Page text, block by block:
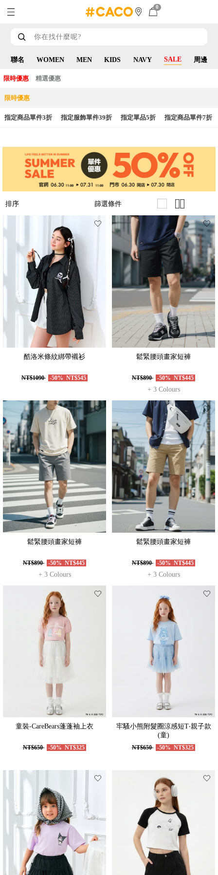
0
聯名 WOMEN MEN KIDS NAVY SALE 周邊
限時優惠 精選優惠
限時優惠
指定商品單件3折 指定服飾單件39折 指定單品5折 指定商品單件7折
排序 篩選條件
酷洛米條紋綁帶襯衫
NT$1090 -50% NT$545
鬆緊腰頭畫家短褲
NT$890 -50% NT$445
+ 3 Colours
鬆緊腰頭畫家短褲
NT$890 -50% NT$445
+ 3 Colours
鬆緊腰頭畫家短褲
NT$890 -50% NT$445
+ 3 Colours
童裝-CareBears蓬蓬袖上衣
NT$650 -50% NT$325
牢騷小熊附髮圈涼感短T‧親子款
(童)
NT$650 -50% NT$325